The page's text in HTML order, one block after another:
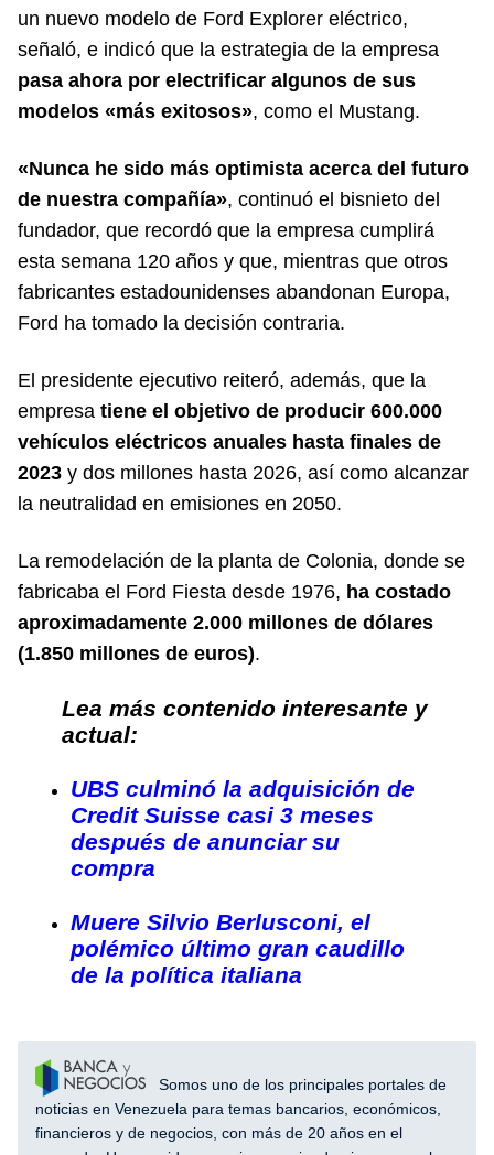
un nuevo modelo de Ford Explorer eléctrico,
señaló, e indicó que la estrategia de la empresa
pasa ahora por electrificar algunos de sus
modelos «más exitosos», como el Mustang.
«Nunca he sido más optimista acerca del futuro
de nuestra compañía», continuó el bisnieto del
fundador, que recordó que la empresa cumplirá
esta semana 120 años y que, mientras que otros
fabricantes estadounidenses abandonan Europa,
Ford ha tomado la decisión contraria.
El presidente ejecutivo reiteró, además, que la
empresa tiene el objetivo de producir 600.000
vehículos eléctricos anuales hasta finales de
2023 y dos millones hasta 2026, así como alcanzar
la neutralidad en emisiones en 2050.
La remodelación de la planta de Colonia, donde se
fabricaba el Ford Fiesta desde 1976, ha costado
aproximadamente 2.000 millones de dólares
(1.850 millones de euros).
Lea más contenido interesante y
actual:
UBS culminó la adquisición de
Credit Suisse casi 3 meses
después de anunciar su
compra
Muere Silvio Berlusconi, el
polémico último gran caudillo
de la política italiana
Somos uno de los principales portales de
noticias en Venezuela para temas bancarios, económicos,
financieros y de negocios, con más de 20 años en el